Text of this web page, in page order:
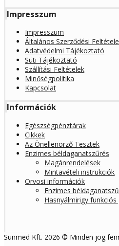
Impresszum
Impresszum
Általános Szerződési
Adatvédelmi Tájékoztató
Süti Tájékoztató
Szállítási Feltételek
Minőségpolitika
Kapcsolat
Információk
Egészségpénztárak
Cikkek
Az Önellenörző Tesztek
Enzimes béldaganatszűrés
Magánrendelések
Mintavételi instrukciók
Orvosi információk
Enzimes
Hasnyálmirigy
Sunmed Kft. 2026 © Minden jog